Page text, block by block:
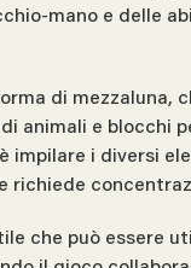
mano e delle
di mezzaluna,
animali e blocchi
impilare i diversi
richiede
che può essere